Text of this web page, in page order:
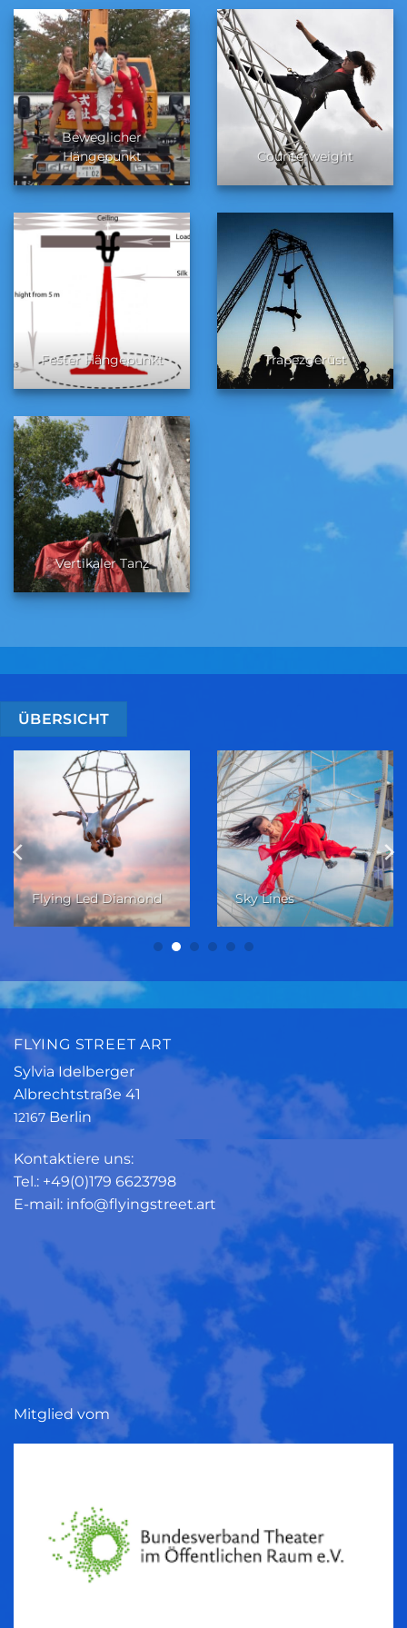
Beweglicher
Hängepunkt
Counterweight
Fester Hängepunkt Trapezgerüst
Vertikaler Tanz
ÜBERSICHT
Ring Moondance
FLYING STREET ART
Sylvia Idelberger
Albrechtstraße 41
12167Berlin
Kontaktiere uns:
Tel.: +49(0)179 6623798
E-mail: info@flyingstreet.art
Mitglied vom